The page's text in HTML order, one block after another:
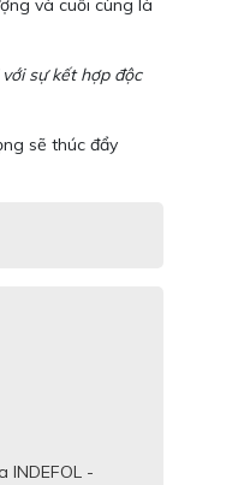
và cuối cùng là
sự kết hợp độc
sẽ thúc đẩy
INDEFOL -